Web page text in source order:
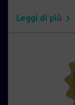
Leggi di più